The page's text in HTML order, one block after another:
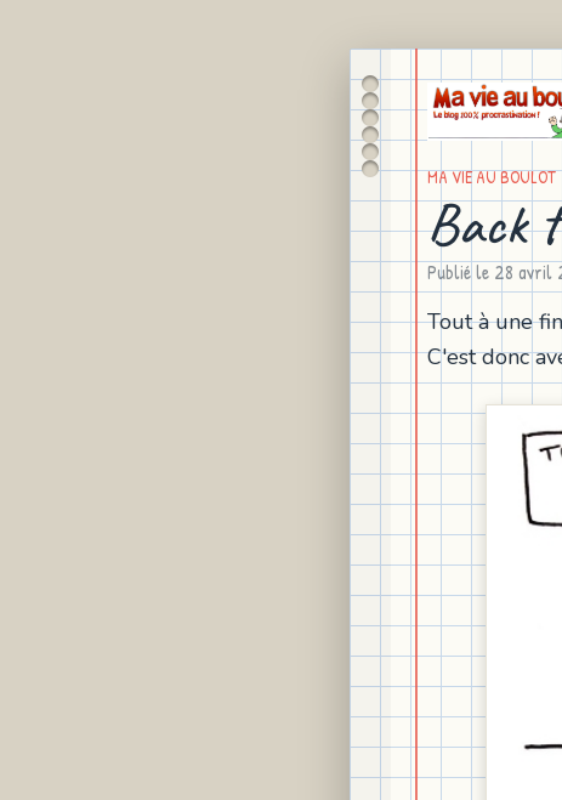
MA VIE AU BOULOT
Back
Publié le 28 avril
Tout à une
C'est donc